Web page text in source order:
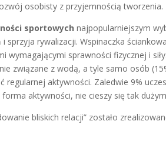
osobisty z przyjemnością tworzenia.
sportowych najpopularniejszym
sprzyja rywalizacji. Wspinaczka
wymagającymi sprawności fizycznej i
związane z wodą, a tyle samo osób
regularnej aktywności. Zaledwie 9%
aktywności, nie cieszy się tak
bliskich relacji” zostało